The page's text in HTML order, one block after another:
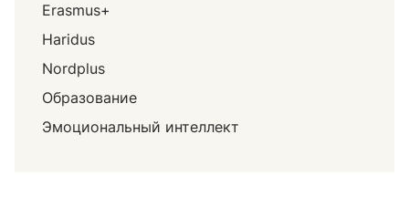
Erasmus+
Haridus
Nordplus
Образование
Эмоциональный интеллект